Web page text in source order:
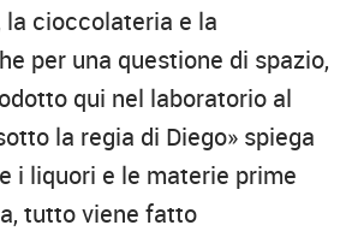
la cioccolateria e la
per una questione di spazio,
qui nel laboratorio al
la regia di Diego» spiega
i liquori e le materie prime
tutto viene fatto